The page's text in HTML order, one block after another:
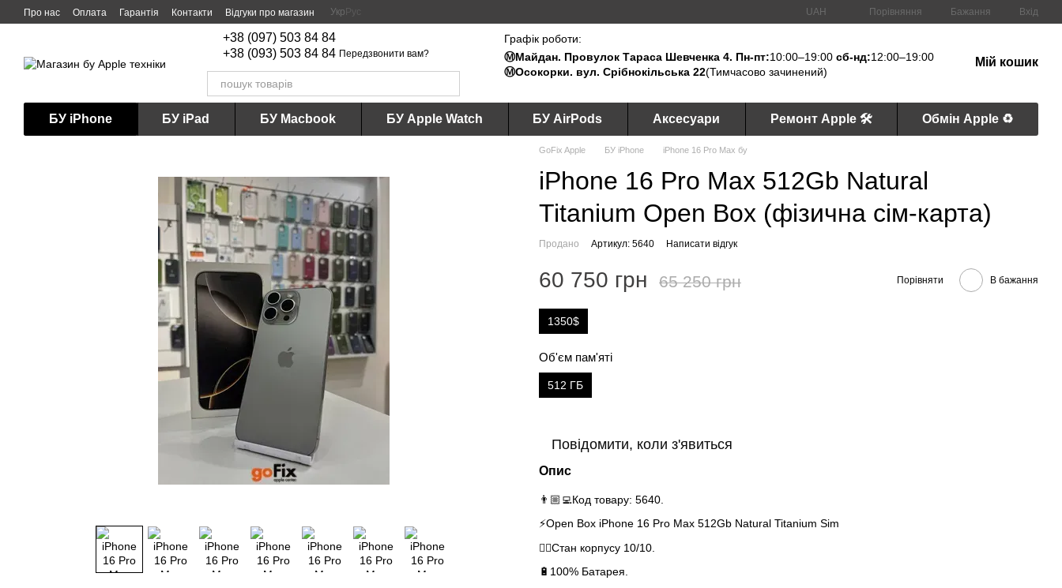
Перейти до основного контенту
Про нас Оплата Гарантія Контакти Відгуки про магазин Укр Рус UAH Порівняння Бажання Вхід
+38 (097) 503 84 84
+38 (093) 503 84 84 Передзвонити вам?
Графік роботи:
Ⓜ️Майдан. Провулок Тараса Шевченка 4. Пн-пт:10:00–19:00сб-нд:12:00–19:00
Ⓜ️Осокорки. вул. Срібнокільська 22(Тимчасово зачинений)
Мій кошик
БУ iPhone БУ iPad БУ Macbook БУ Apple Watch БУ AirPods Аксесуари Ремонт Apple 🛠 Обмін Apple ♻️
GoFix Apple БУ iPhone iPhone 16 Pro Max бу
iPhone 16 Pro Max 512Gb Natural
Titanium Open Box (фізична сім-карта)
Продано Артикул: 5640 Написати відгук
60 750 грн 65 250 грн Порівняти В бажання
1350$
Об'єм пам'яті
512 ГБ
Повідомити, коли з'явиться
Опис
👨🏼‍💻Код товару: 5640.
⚡️Open Box iPhone 16 Pro Max 512Gb Natural Titanium Sim
👌🏻Стан корпусу 10/10.
🔋100% Батарея.